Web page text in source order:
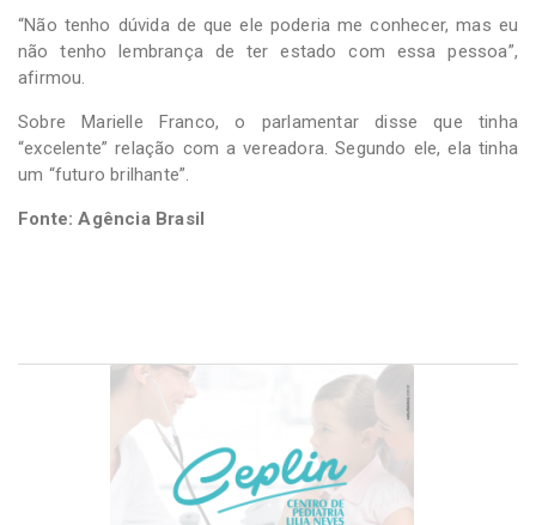
“Não tenho dúvida de que ele poderia me conhecer, mas eu
não tenho lembrança de ter estado com essa pessoa”,
afirmou.
Sobre Marielle Franco, o parlamentar disse que tinha
“excelente” relação com a vereadora. Segundo ele, ela tinha
um “futuro brilhante”.
Fonte: Agência Brasil